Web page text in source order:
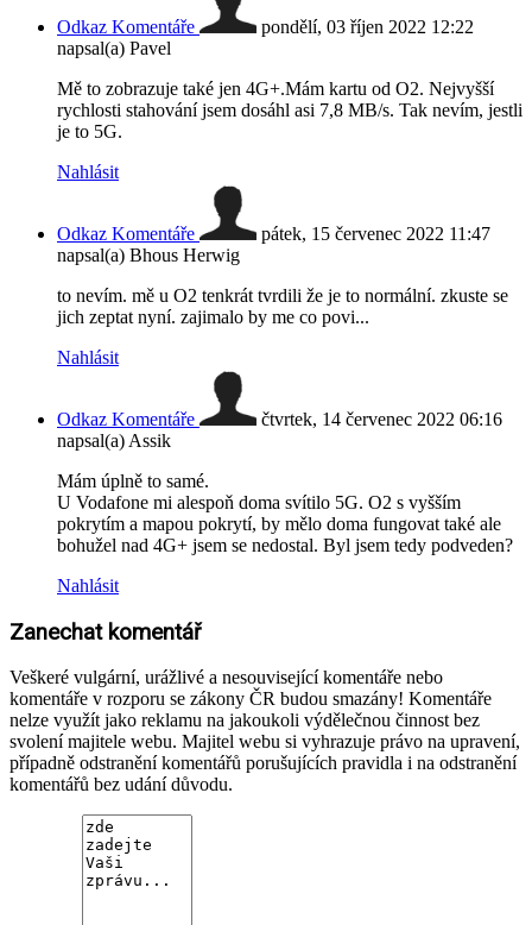
Odkaz Komentáře
pondělí, 03 říjen 2022 12:22
napsal(a) Pavel
Mě to zobrazuje také jen 4G+.Mám kartu od O2. Nejvyšší
rychlosti stahování jsem dosáhl asi 7,8 MB/s. Tak nevím, jestli
je to 5G.
Nahlásit
Odkaz Komentáře
pátek, 15 červenec 2022 11:47
napsal(a) Bhous Herwig
to nevím. mě u O2 tenkrát tvrdili že je to normální. zkuste se
jich zeptat nyní. zajimalo by me co povi...
Nahlásit
Odkaz Komentáře
čtvrtek, 14 červenec 2022 06:16
napsal(a) Assik
Mám úplně to samé.
U Vodafone mi alespoň doma svítilo 5G. O2 s vyšším
pokrytím a mapou pokrytí, by mělo doma fungovat také ale
bohužel nad 4G+ jsem se nedostal. Byl jsem tedy podveden?
Nahlásit
Zanechat komentář
Veškeré vulgární, urážlivé a nesouvisející komentáře nebo
komentáře v rozporu se zákony ČR budou smazány! Komentáře
nelze využít jako reklamu na jakoukoli výdělečnou činnost bez
svolení majitele webu. Majitel webu si vyhrazuje právo na upravení,
případně odstranění komentářů porušujících pravidla i na odstranění
komentářů bez udání důvodu.